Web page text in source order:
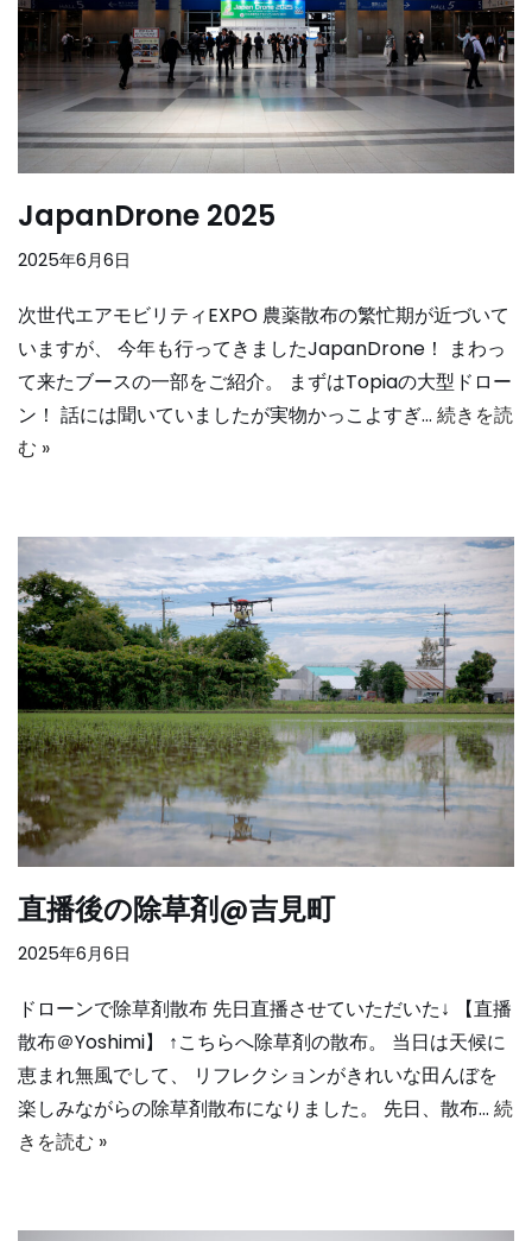
JapanDrone 2025
2025年6月6日
次世代エアモビリティEXPO 農薬散布の繁忙期が近づいて
いますが、 今年も行ってきましたJapanDrone！ まわっ
て来たブースの一部をご紹介。 まずはTopiaの大型ドロー
ン！ 話には聞いていましたが実物かっこよすぎ… 続きを読
む »
直播後の除草剤@吉見町
2025年6月6日
ドローンで除草剤散布 先日直播させていただいた↓ 【直播
散布＠Yoshimi】 ↑こちらへ除草剤の散布。 当日は天候に
恵まれ無風でして、 リフレクションがきれいな田んぼを
楽しみながらの除草剤散布になりました。 先日、散布… 続
きを読む »